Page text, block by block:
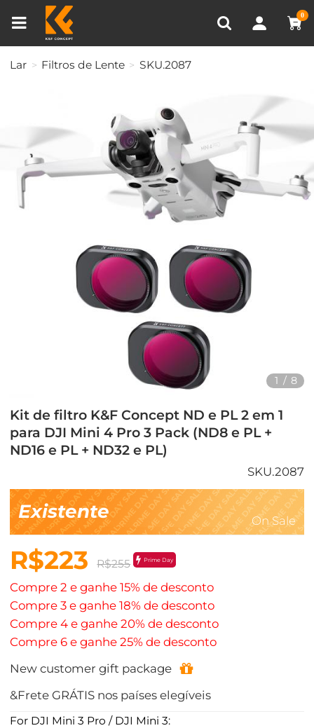
0
Comparar produtos (0)
Lar Filtros de Lente SKU.2087
1 / 8
Kit de filtro K&F Concept ND e PL 2 em 1
para DJI Mini 4 Pro 3 Pack (ND8 e PL +
ND16 e PL + ND32 e PL)
SKU.2087
Existente On Sale
R$223 R$255 Prime Day
Compre 2 e ganhe 15% de desconto
Compre 3 e ganhe 18% de desconto
Compre 4 e ganhe 20% de desconto
Compre 6 e ganhe 25% de desconto
New customer gift package
&Frete GRÁTIS nos países elegíveis
For DJI Mini 3 Pro / DJI Mini 3: